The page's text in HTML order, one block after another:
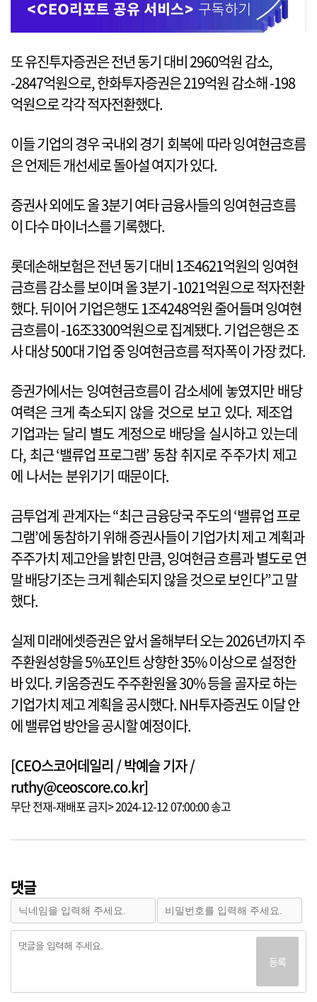
또 유진투자증권은 전년 동기 대비 2960억원 감소,
-2847억원으로, 한화투자증권은 219억원 감소해 -198
억원으로 각각 적자전환했다.
이들 기업의 경우 국내외 경기 회복에 따라 잉여현금흐름
은 언제든 개선세로 돌아설 여지가 있다.
증권사 외에도 올 3분기 여타 금융사들의 잉여현금흐름
이 다수 마이너스를 기록했다.
롯데손해보험은 전년 동기 대비 1조4621억원의 잉여현
금흐름 감소를 보이며 올 3분기 -1021억원으로 적자전환
했다. 뒤이어 기업은행도 1조4248억원 줄어들며 잉여현
금흐름이 -16조3300억원으로 집계됐다. 기업은행은 조
사 대상 500대 기업 중 잉여현금흐름 적자폭이 가장 컸다.
증권가에서는 잉여현금흐름이 감소세에 놓였지만 배당
여력은 크게 축소되지 않을 것으로 보고 있다. 제조업
기업과는 달리 별도 계정으로 배당을 실시하고 있는데
다, 최근 ‘밸류업 프로그램’ 동참 취지로 주주가치 제고
에 나서는 분위기기 때문이다.
금투업계 관계자는 “최근 금융당국 주도의 ‘밸류업 프로
그램’에 동참하기 위해 증권사들이 기업가치 제고 계획과
주주가치 제고안을 밝힌 만큼, 잉여현금 흐름과 별도로 연
말 배당기조는 크게 훼손되지 않을 것으로 보인다”고 말
했다.
실제 미래에셋증권은 앞서 올해부터 오는 2026년까지 주
주환원성향을 5%포인트 상향한 35% 이상으로 설정한
바 있다. 키움증권도 주주환원율 30% 등을 골자로 하는
기업가치 제고 계획을 공시했다. NH투자증권도 이달 안
에 밸류업 방안을 공시할 예정이다.
[CEO스코어데일리 / 박예슬 기자 /
ruthy@ceoscore.co.kr]
무단 전재-재배포 금지> 2024-12-12 07:00:00 송고
댓글
등록